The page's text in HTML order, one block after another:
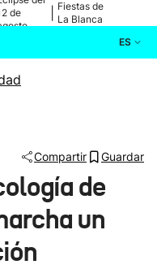
de
Fiestas de
La Blanca
ES
Compartir Guardar
de
un